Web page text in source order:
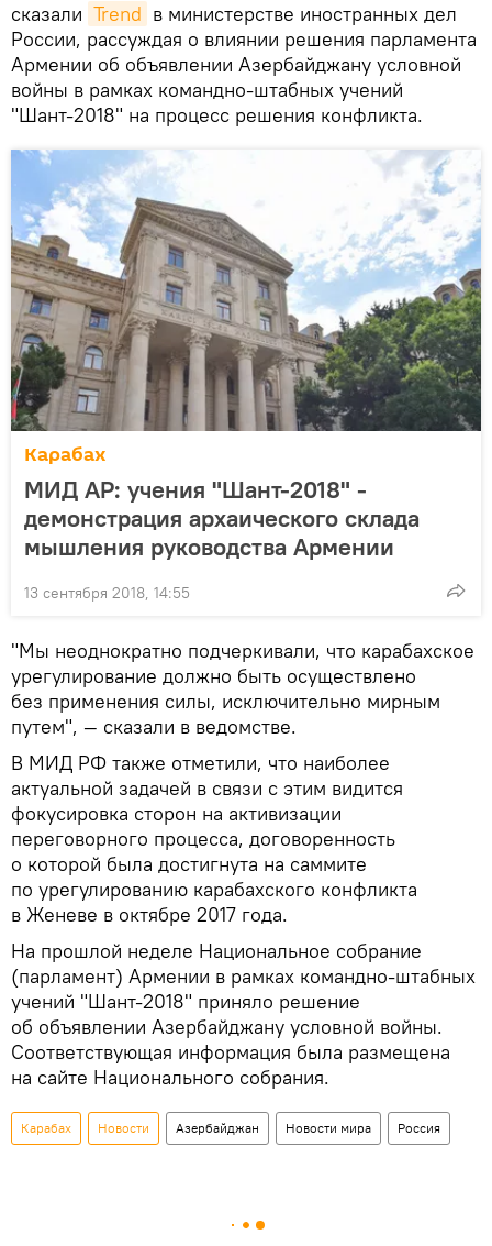
сказали Trend в министерстве иностранных дел
России, рассуждая о влиянии решения парламента
Армении об объявлении Азербайджану условной
войны в рамках командно-штабных учений
"Шант-2018" на процесс решения конфликта.
Карабах
МИД АР: учения "Шант-2018" -
демонстрация архаического склада
мышления руководства Армении
13 сентября 2018, 14:55
"Мы неоднократно подчеркивали, что карабахское
урегулирование должно быть осуществлено
без применения силы, исключительно мирным
путем", — сказали в ведомстве.
В МИД РФ также отметили, что наиболее
актуальной задачей в связи с этим видится
фокусировка сторон на активизации
переговорного процесса, договоренность
о которой была достигнута на саммите
по урегулированию карабахского конфликта
в Женеве в октябре 2017 года.
На прошлой неделе Национальное собрание
(парламент) Армении в рамках командно-штабных
учений "Шант-2018" приняло решение
об объявлении Азербайджану условной войны.
Соответствующая информация была размещена
на сайте Национального собрания.
Карабах Новости Азербайджан Новости мира Россия